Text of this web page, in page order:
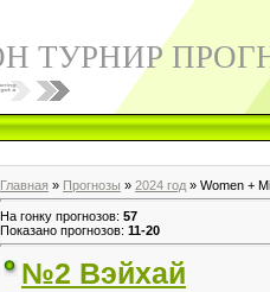
ТУРНИР
Главная » Прогнозы » 2024 год » Women +
На гонку прогнозов: 57
Показано прогнозов: 11-20
№2 Вэйхай